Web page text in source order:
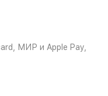
МИР и Apple Pay,